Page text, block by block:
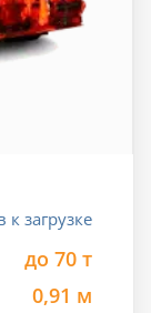
загрузке
до 70 т
0,91 м